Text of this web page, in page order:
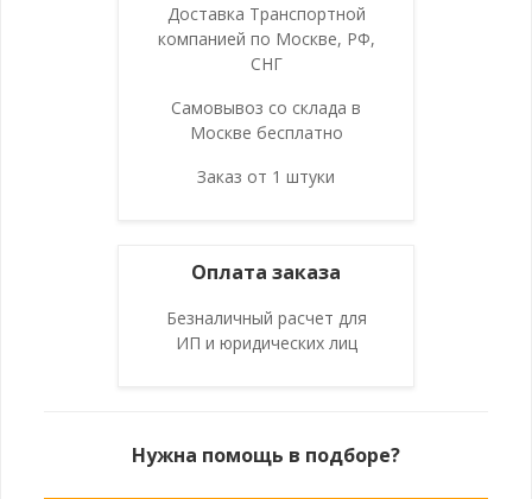
Доставка Транспортной
компанией по Москве, РФ,
СНГ
Самовывоз со склада в
Москве бесплатно
Заказ от 1 штуки
Оплата заказа
Безналичный расчет для
ИП и юридических лиц
Нужна помощь в подборе?